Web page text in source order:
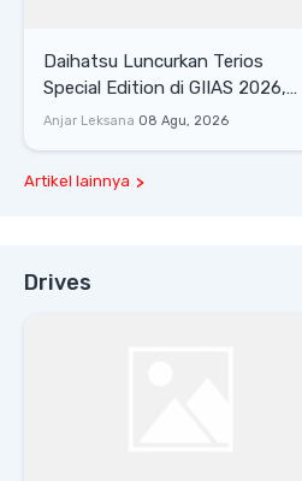
Daihatsu Luncurkan Terios
Special Edition di GIIAS 2026,
Stok Terbatas
Anjar Leksana 08 Agu, 2026
Artikel lainnya
Drives